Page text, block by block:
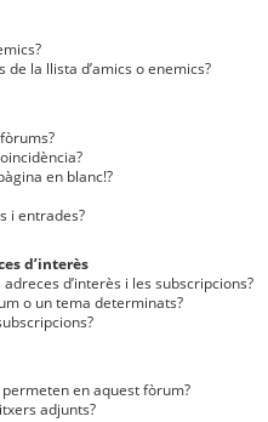
la llista d’amics o enemics?
en blanc!?
i entrades?
d’interès
d’interès i les subscripcions?
o un tema determinats?
en aquest fòrum?
adjunts?